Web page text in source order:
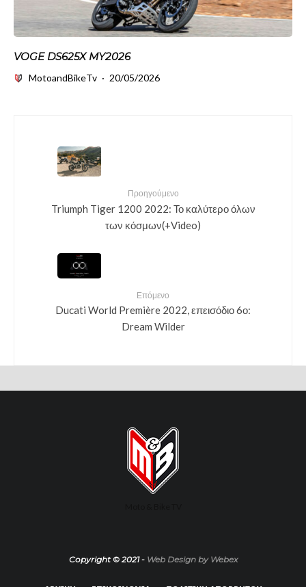
VOGE DS625X MY2026
MotoandBikeTv · 20/05/2026
Προηγούμενο
Triumph Tiger 1200 2022: Το καλύτερο όλων
των κόσμων(+Video)
Επόμενο
Ducati World Première 2022, επεισόδιο 6ο:
Dream Wilder
Copyright © 2021 - Web Design by Webex